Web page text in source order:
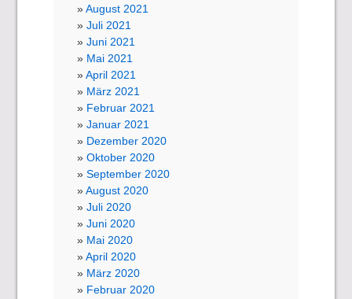
August 2021
Juli 2021
Juni 2021
Mai 2021
April 2021
März 2021
Februar 2021
Januar 2021
Dezember 2020
Oktober 2020
September 2020
August 2020
Juli 2020
Juni 2020
Mai 2020
April 2020
März 2020
Februar 2020